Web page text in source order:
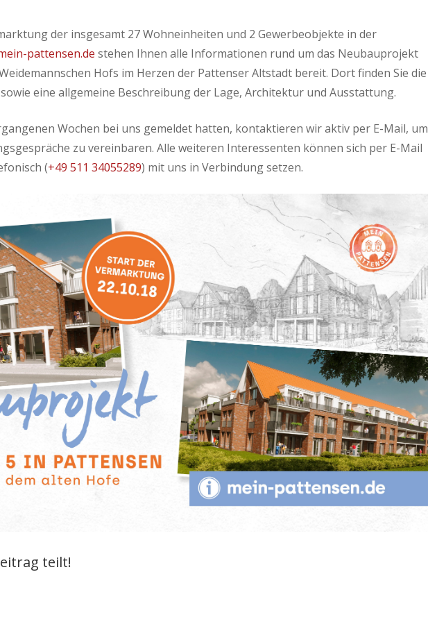
der insgesamt 27 Wohneinheiten und 2 Gewerbeobjekte in der
pattensen.de stehen Ihnen alle Informationen rund um das Neubauprojekt
Hofs im Herzen der Pattenser Altstadt bereit. Dort finden Sie die
eine allgemeine Beschreibung der Lage, Architektur und Ausstattung.
Wochen bei uns gemeldet hatten, kontaktieren wir aktiv per E-Mail, um
zu vereinbaren. Alle weiteren Interessenten können sich per E-Mail
(+49 511 34055289) mit uns in Verbindung setzen.
teilt!